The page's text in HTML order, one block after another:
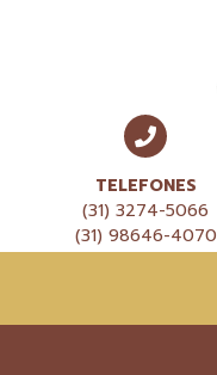
TELEFONES
(31) 3274-5066
(31) 98646-4070